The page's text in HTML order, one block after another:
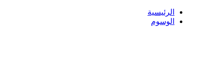
الرئيسية
الوسوم